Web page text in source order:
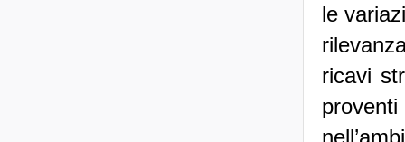
le
ricavi